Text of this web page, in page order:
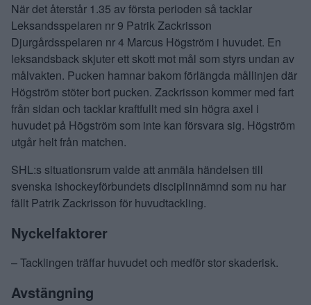
När det återstår 1.35 av första perioden så tacklar
Leksandsspelaren nr 9 Patrik Zackrisson
Djurgårdsspelaren nr 4 Marcus Högström i huvudet. En
leksandsback skjuter ett skott mot mål som styrs undan av
målvakten. Pucken hamnar bakom förlängda mållinjen där
Högström stöter bort pucken. Zackrisson kommer med fart
från sidan och tacklar kraftfullt med sin högra axel i
huvudet på Högström som inte kan försvara sig. Högström
utgår helt från matchen.
SHL:s situationsrum valde att anmäla händelsen till
svenska ishockeyförbundets disciplinnämnd som nu har
fällt Patrik Zackrisson för huvudtackling.
Nyckelfaktorer
– Tacklingen träffar huvudet och medför stor skaderisk.
Avstängning